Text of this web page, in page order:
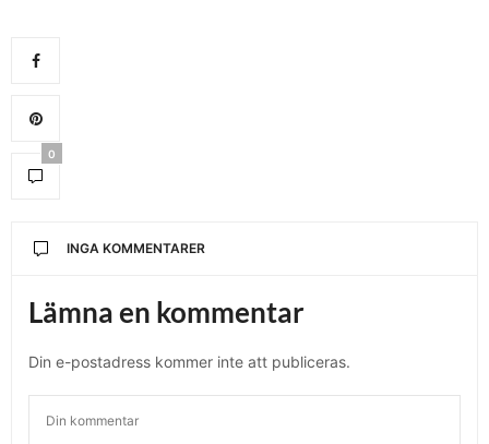
0
INGA KOMMENTARER
Lämna en kommentar
Din e-postadress kommer inte att publiceras.